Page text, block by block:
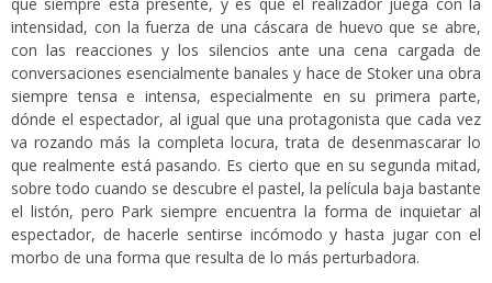
intensidad, con la fuerza de una cáscara de huevo que se abre,
con las reacciones y los silencios ante una cena cargada de
conversaciones esencialmente banales y hace de Stoker una obra
siempre tensa e intensa, especialmente en su primera parte,
dónde el espectador, al igual que una protagonista que cada vez
va rozando más la completa locura, trata de desenmascarar lo
que realmente está pasando. Es cierto que en su segunda mitad,
sobre todo cuando se descubre el pastel, la película baja bastante
el listón, pero Park siempre encuentra la forma de inquietar al
espectador, de hacerle sentirse incómodo y hasta jugar con el
morbo de una forma que resulta de lo más perturbadora.